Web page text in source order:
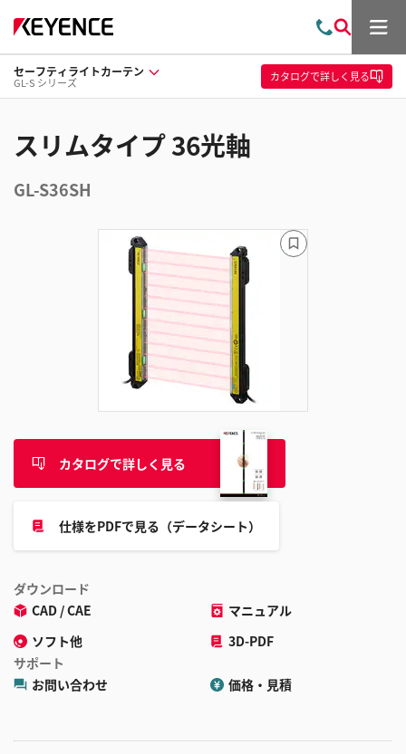
問
い
合
わ
索
メ
ュ
ー
セーフティライトカーテン
GL-S シリーズ カタログで詳しく見る
スリムタイプ 36光軸
GL-S36SH
カタログで詳しく見る
仕様をPDFで見る（データシート）
ダウンロード
CAD / CAE
マニュアル
ソフト他
3D-PDF
サポート
お問い合わせ
価格・見積
ブ
ッ